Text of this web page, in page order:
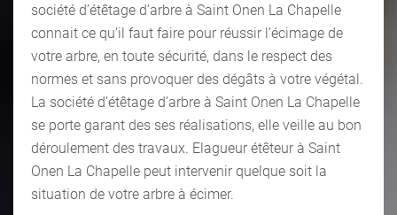
société d’étêtage d’arbre à Saint Onen La Chapelle
connait ce qu’il faut faire pour réussir l’écimage de
votre arbre, en toute sécurité, dans le respect des
normes et sans provoquer des dégâts à votre végétal.
La société d’étêtage d’arbre à Saint Onen La Chapelle
se porte garant des ses réalisations, elle veille au bon
déroulement des travaux. Elagueur étêteur à Saint
Onen La Chapelle peut intervenir quelque soit la
situation de votre arbre à écimer.